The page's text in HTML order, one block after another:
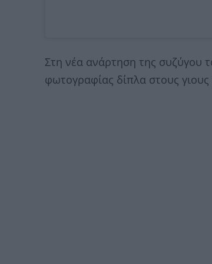
Στη νέα ανάρτηση της συζύγου
φωτογραφίας δίπλα στους